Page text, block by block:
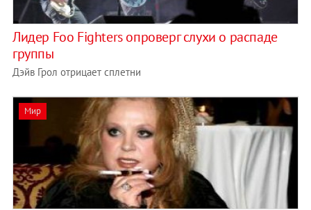
Лидер Foo Fighters опроверг слухи о распаде
группы
Дэйв Грол отрицает сплетни
Мир